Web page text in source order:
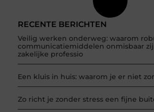
RECENTE BERICHTEN
Veilig werken onderweg: waarom
communicatiemiddelen onmisbaar
zakelijke professio
Een kluis in huis: waarom je er niet
Zo richt je zonder stress een fijne